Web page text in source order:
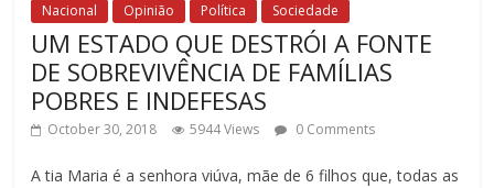
Nacional Opinião Política Sociedade
UM ESTADO QUE DESTRÓI A FONTE
DE SOBREVIVÊNCIA DE FAMÍLIAS
POBRES E INDEFESAS
October 30, 2018 5944 Views 0 Comments
A tia Maria é a senhora viúva, mãe de 6 filhos que, todas as